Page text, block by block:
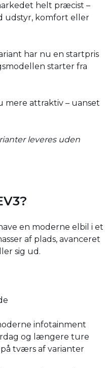
helt præcist –
udstyr, komfort eller
har nu en startpris
starter fra
mere attraktiv – uanset
leveres uden
en moderne elbil i et
af plads, avanceret
sig ud.
infotainment
og længere ture
tværs af varianter